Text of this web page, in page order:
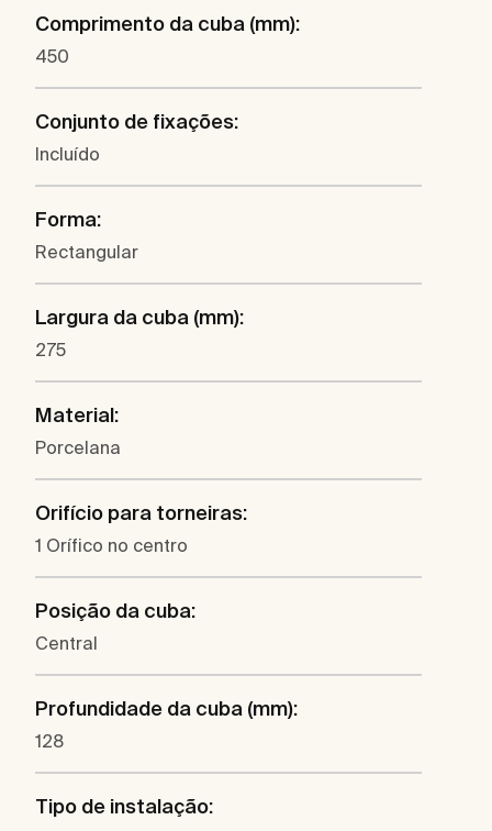
Comprimento da cuba (mm):
450
Conjunto de fixações:
Incluído
Forma:
Rectangular
Largura da cuba (mm):
275
Material:
Porcelana
Orifício para torneiras:
1 Orífico no centro
Posição da cuba:
Central
Profundidade da cuba (mm):
128
Tipo de instalação: